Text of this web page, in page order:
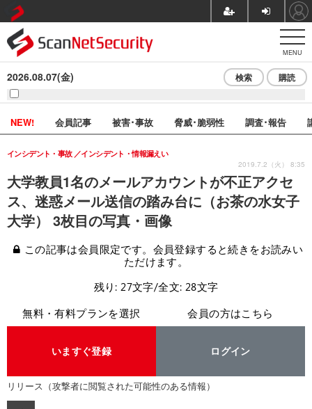
MENU
2026.08.07(金) 検索 購読
NEW! 会員記事 被害･事故 脅威･脆弱性 調査･報告
大学教員1名のメールアカウントが不正アクセ
ス、迷惑メール送信の踏み台に（お茶の水女子
大学） 3枚目の写真・画像
インシデント・事故 インシデント・情報漏えい
2019.7.2（火） 8:35
この記事は会員限定です。会員登録すると続きをお読みい
ただけます。
残り: 27文字/全文: 28文字
無料・有料プランを選択
いますぐ登録
会員の方はこちら
ログイン
リリース（攻撃者に閲覧された可能性のある情報）